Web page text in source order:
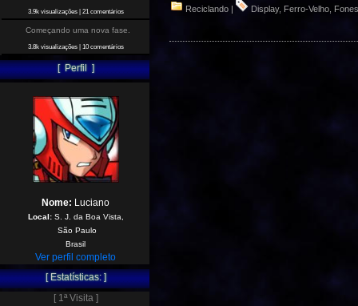
Reciclando | Display, Ferro-Velho
3.9k visualizações| 21 comentários
Começando uma nova fase.
3.8k visualizações| 10 comentários
[ Perfil ]
Nome: Luciano
Local:S. J. da Boa Vista,
São Paulo
Brasil
Ver perfil completo
[ Estatísticas: ]
[ 1ª Visita ]